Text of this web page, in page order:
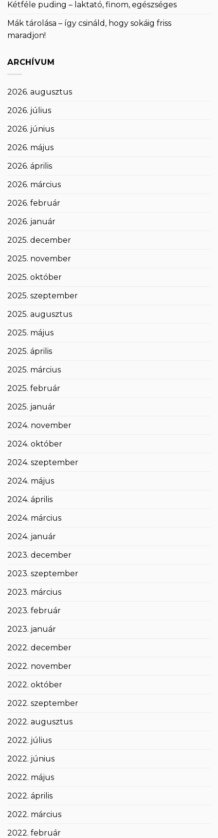
Kétféle puding – laktató, finom, egészséges
Mák tárolása – így csináld, hogy sokáig friss
maradjon!
ARCHÍVUM
2026. augusztus
2026. július
2026. június
2026. május
2026. április
2026. március
2026. február
2026. január
2025. december
2025. november
2025. október
2025. szeptember
2025. augusztus
2025. május
2025. április
2025. március
2025. február
2025. január
2024. november
2024. október
2024. szeptember
2024. május
2024. április
2024. március
2024. január
2023. december
2023. szeptember
2023. március
2023. február
2023. január
2022. december
2022. november
2022. október
2022. szeptember
2022. augusztus
2022. július
2022. június
2022. május
2022. április
2022. március
2022. február